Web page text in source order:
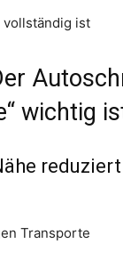
vollständig ist
wichtig
Transporte